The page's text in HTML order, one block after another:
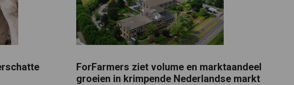
ForFarmers ziet volume en marktaandeel
groeien in krimpende Nederlandse markt